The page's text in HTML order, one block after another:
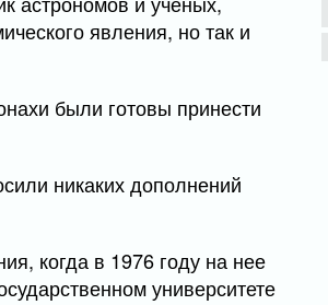
явления, но так и
были готовы принести
никаких дополнений
когда в 1976 году на нее
университете